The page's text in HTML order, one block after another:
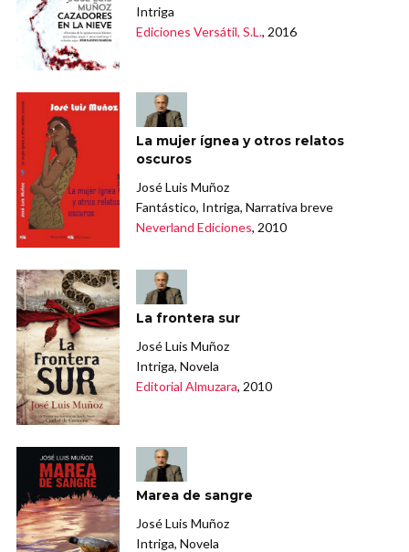
Intriga
Ediciones Versátil, S.L., 2016
La mujer ígnea y otros relatos
oscuros
José Luis Muñoz
Fantástico, Intriga, Narrativa breve
Neverland Ediciones, 2010
La frontera sur
José Luis Muñoz
Intriga, Novela
Editorial Almuzara, 2010
Marea de sangre
José Luis Muñoz
Intriga, Novela